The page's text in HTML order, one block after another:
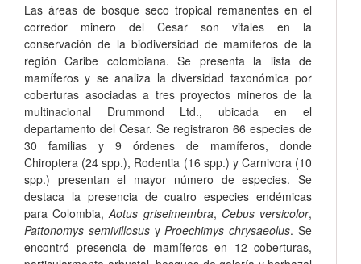
Las áreas de bosque seco tropical remanentes en el
corredor minero del Cesar son vitales en la
conservación de la biodiversidad de mamíferos de la
región Caribe colombiana. Se presenta la lista de
mamíferos y se analiza la diversidad taxonómica por
coberturas asociadas a tres proyectos mineros de la
multinacional Drummond Ltd., ubicada en el
departamento del Cesar. Se registraron 66 especies de
30 familias y 9 órdenes de mamíferos, donde
Chiroptera (24 spp.), Rodentia (16 spp.) y Carnivora (10
spp.) presentan el mayor número de especies. Se
destaca la presencia de cuatro especies endémicas
para Colombia,Aotus griseimembra, Cebus versicolor,
Pattonomys semivillosusyProechimys chrysaeolus. Se
encontró presencia de mamíferos en 12 coberturas,